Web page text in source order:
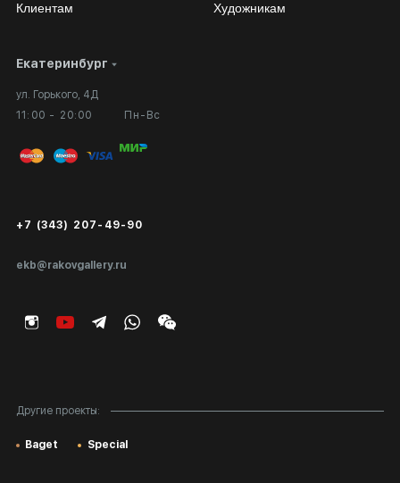
Екатеринбург
ул. Горького, 4Д
11:00 - 20:00
Пн-Вс
ekb@rakovgallery.ru
+7 (343) 207-49-90
Другие проекты:
Baget Special
Клиентам
Личный кабинет
Вопросы и ответы
Публичная оферта
Экспертиза/Вывоз за границу
Подарочные сертификаты
Художникам
Сотрудничество
Выставка в галерее